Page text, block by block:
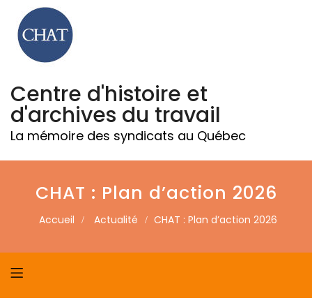
Centre d'histoire et
d'archives du travail
La mémoire des syndicats au Québec
CHAT : Plan d’action 2026
Accueil Actualité CHAT : Plan d’action 2026